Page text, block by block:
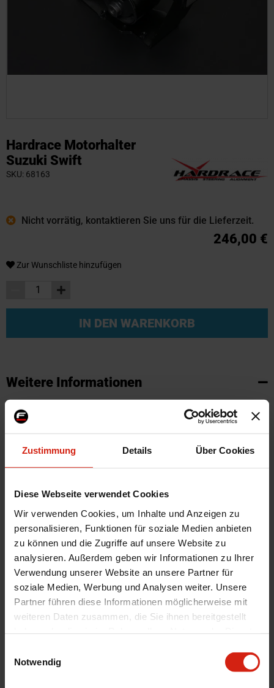
Zustimmung Details Über Cookies
Diese Webseite verwendet Cookies
Wir verwenden Cookies, um Inhalte und Anzeigen zu
personalisieren, Funktionen für soziale Medien anbieten
zu können und die Zugriffe auf unsere Website zu
analysieren. Außerdem geben wir Informationen zu Ihrer
Verwendung unserer Website an unsere Partner für
soziale Medien, Werbung und Analysen weiter. Unsere
Partner führen diese Informationen möglicherweise mit
weiteren Daten zusammen, die Sie ihnen bereitgestellt
Notwendig
Hardrace Motorhalter
Suzuki Swift
SKU 68163
Nicht vorrätig, kontaktieren Sie uns für die Lieferzeit.
246,00 €
Zur Wunschliste hinzufügen
IN DEN WARENKORB
Anfang
der
Bildgalerie
Weitere Informationen
Weitere
Informationen
SKU
Zertifikat
Kein Gutachten oder ABE
Links und/oder rechts
Automarkenname
Suzuki
Automodell Name
Swift
Details